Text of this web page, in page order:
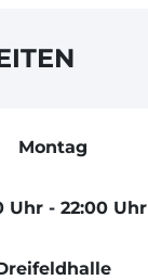
Montag
Uhr - 22:00 Uhr